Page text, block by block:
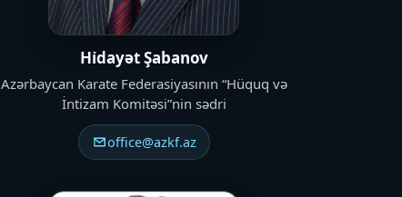
Hi̇dayət Şabanov
Azərbaycan Karate Federasiyasının “Hüquq və
İntizam Komitəsi”nin sədri
office@azkf.az